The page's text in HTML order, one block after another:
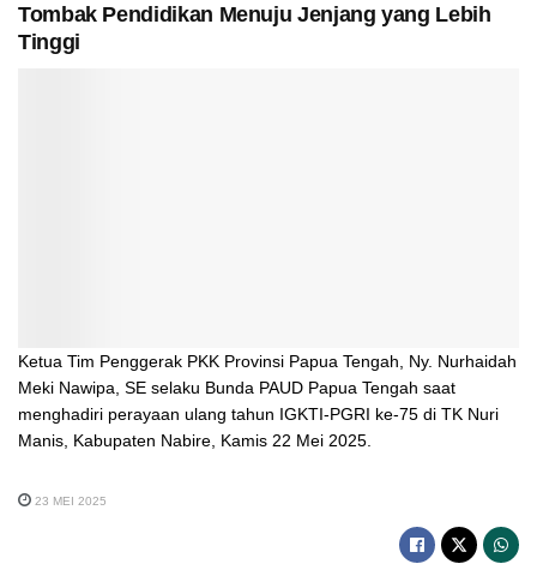
Tombak Pendidikan Menuju Jenjang yang Lebih
Tinggi
Ketua Tim Penggerak PKK Provinsi Papua Tengah, Ny. Nurhaidah
Meki Nawipa, SE selaku Bunda PAUD Papua Tengah saat
menghadiri perayaan ulang tahun IGKTI-PGRI ke-75 di TK Nuri
Manis, Kabupaten Nabire, Kamis 22 Mei 2025.
23 MEI 2025